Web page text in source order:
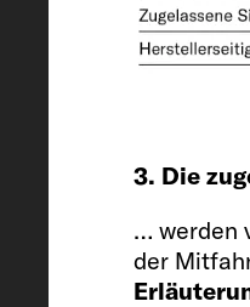
3. Die
… werden
der
596 /